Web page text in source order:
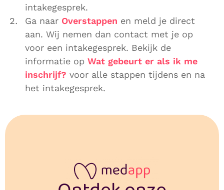
intakegesprek.
Ga naar Overstappen en meld je direct
aan. Wij nemen dan contact met je op
voor een intakegesprek. Bekijk de
informatie op Wat gebeurt er als ik me
inschrijf? voor alle stappen tijdens en na
het intakegesprek.